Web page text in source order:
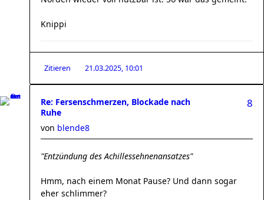
Knippi
Zitieren 21.03.2025, 10:01
Re: Fersenschmerzen, Blockade nach
Ruhe
8
von blende8
"Entzündung des Achillessehnenansatzes"
Hmm, nach einem Monat Pause? Und dann sogar
eher schlimmer?